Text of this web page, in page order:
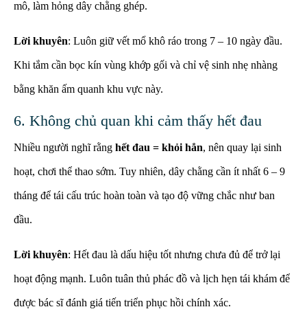
mô, làm hỏng dây chằng ghép.
Lời khuyên: Luôn giữ vết mổ khô ráo trong 7 – 10 ngày đầu.
Khi tắm cần bọc kín vùng khớp gối và chỉ vệ sinh nhẹ nhàng
bằng khăn ấm quanh khu vực này.
6. Không chủ quan khi cảm thấy hết đau
Nhiều người nghĩ rằng hết đau = khỏi hẳn, nên quay lại sinh
hoạt, chơi thể thao sớm. Tuy nhiên, dây chằng cần ít nhất 6 – 9
tháng để tái cấu trúc hoàn toàn và tạo độ vững chắc như ban
đầu.
Lời khuyên: Hết đau là dấu hiệu tốt nhưng chưa đủ để trở lại
hoạt động mạnh. Luôn tuân thủ phác đồ và lịch hẹn tái khám để
được bác sĩ đánh giá tiến triển phục hồi chính xác.